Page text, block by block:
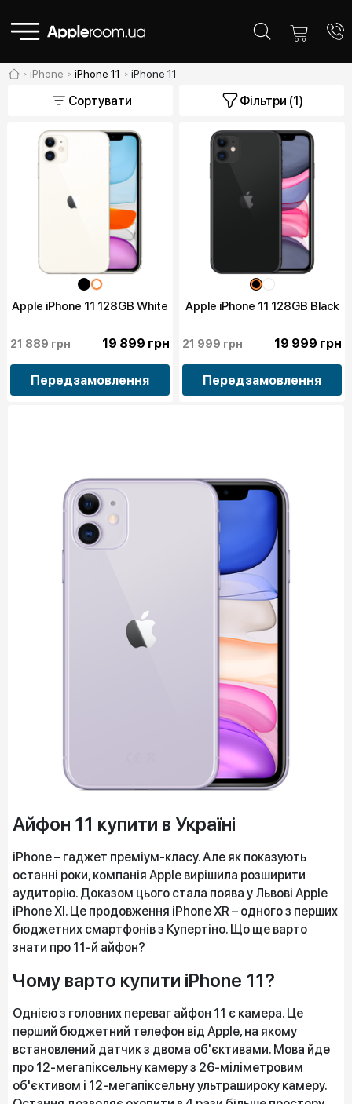
iPhone iPhone 11 iPhone 11
Сортувати Фільтри (1)
Apple iPhone 11 128GB White
21 889 грн 19 899 грн
Передзамовлення
Apple iPhone 11 128GB Black
21 999 грн 19 999 грн
Передзамовлення
Айфон 11 купити в Україні
iPhone – гаджет преміум-класу. Але як показують
останні роки, компанія Apple вирішила розширити
аудиторію. Доказом цього стала поява у Львові Apple
iPhone XI. Це продовження iPhone XR – одного з перших
бюджетних смартфонів з Купертіно. Що ще варто
знати про 11-й айфон?
Чому варто купити iPhone 11?
Однією з головних переваг айфон 11 є камера. Це
перший бюджетний телефон від Apple, на якому
встановлений датчик з двома об'єктивами. Мова йде
про 12-мегапіксельну камеру з 26-міліметровим
об'єктивом і 12-мегапіксельну ультрашироку камеру.